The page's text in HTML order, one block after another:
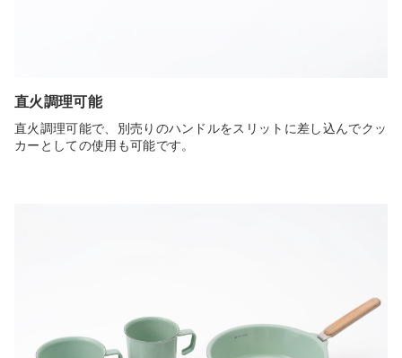
直火調理可能
直火調理可能で、別売りのハンドルをスリットに差し込んでクッ
カーとしての使用も可能です。